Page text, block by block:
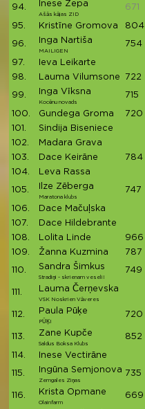
94. Inese Zepa
Ašās kājas ZID
671
95. Kristīne Gromova 804
96. Inga Nartiša
MAILIGEN
754
97. Ieva Leikarte
98.
Lauma Vilumsone 722
99. Inga Vīksna
Kocēnu novads
715
100. Gundega Groma 720
101.
Sindija Biseniece
102.
Madara Grava
103.
Dace Keirāne 784
104.
Leva Rassa
105. Ilze Zēberga
Maratona klubs
747
106. Dace Mačuļska
107.
Dace Hildebrante
108.
Lolita Linde 966
109.
Žanna Kuzmina 787
110. Sandra Šimkus
Stradiņi - skrienam veseli!
749
111. Lauma Čerņevska
VSK Noskrien Vāveres
112. Paula Pūķe
PŪĶI
720
113. Zane Kupče
Saldus Boksa Klubs
852
114. Inese Vectirāne
115. Ingūna Semjonova
Zemgales Ziņas
735
116. Krista Opmane
Olainfarm
669